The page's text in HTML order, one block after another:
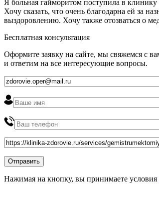
Я больная гайморитом поступила в
Хочу сказать, что очень благодарна ей за
выздоровлению. Хочу также отозваться о
Бесплатная консультация
Оформите заявку на сайте, мы свяжемся с
и ответим на все интересующие вопросы.
Нажимая на кнопку, вы принимаете условия